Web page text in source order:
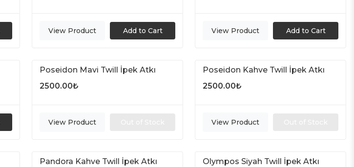
View Product Add to Cart View Product Add to Cart
Out of Stock
Poseidon Mavi Twill İpek Atkı
2500.00₺
View Product
Out of Stock
Poseidon Kahve Twill İpek Atkı
2500.00₺
View Product
Pandora Kahve Twill İpek Atkı
Olympos Siyah Twill İpek Atkı